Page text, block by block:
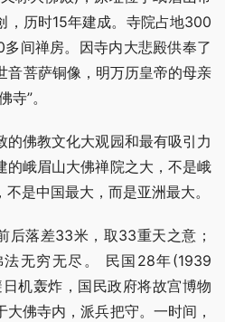
，历时15年建成。寺院占地300
间禅房。因寺内大悲殿供奉了
音菩萨铜像，明万历皇帝的母亲
”。
的佛教文化大观园和最有吸引力
的峨眉山大佛禅院之大，不是峨
是中国最大，而是亚洲最大。
后落差33米，取33重天之意；
无穷无尽。 民国28年(1939
机轰炸，国民政府将故宫博物
佛寺内，派兵把守。一时间，